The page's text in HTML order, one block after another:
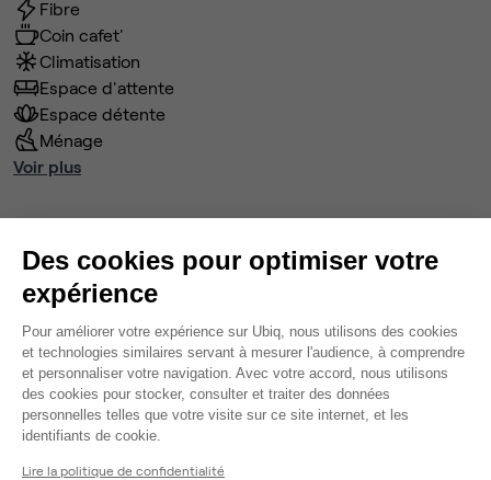
Fibre
Coin cafet'
Climatisation
Espace d'attente
Espace détente
Ménage
Voir plus
Bureau privé• 1er étage
8postes • 30 m²
3 600 €
Dispo
Modifier
Autres bureaux de cet espace :
Des cookies pour optimiser votre
expérience
Plateforme de Gestion du
Pour améliorer votre expérience sur Ubiq, nous utilisons des cookies
et technologies similaires servant à mesurer l'audience, à comprendre
et personnaliser votre navigation. Avec votre accord, nous utilisons
des cookies pour stocker, consulter et traiter des données
personnelles telles que votre visite sur ce site internet, et les
identifiants de cookie.
Lire la politique de confidentialité